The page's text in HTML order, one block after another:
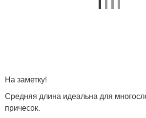
На заметку!
Средняя длина идеальна для
причесок.